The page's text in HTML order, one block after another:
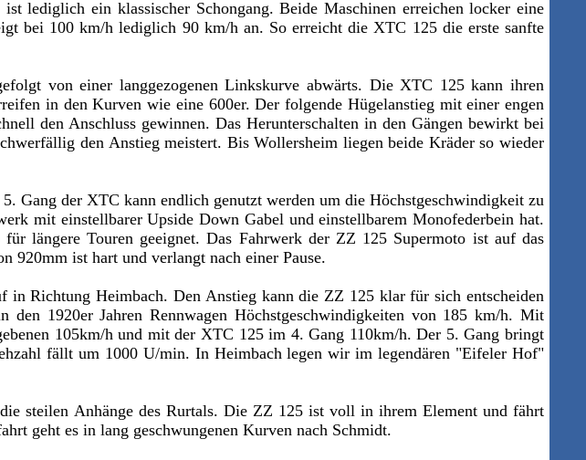
lediglich ein klassischer Schongang. Beide Maschinen erreichen locker eine
bei 100 km/h lediglich 90 km/h an. So erreicht die XTC 125 die erste sanfte
von einer langgezogenen Linkskurve abwärts. Die XTC 125 kann ihren
in den Kurven wie eine 600er. Der folgende Hügelanstieg mit einer engen
den Anschluss gewinnen. Das Herunterschalten in den Gängen bewirkt bei
den Anstieg meistert. Bis Wollersheim liegen beide Kräder so wieder
Gang der XTC kann endlich genutzt werden um die Höchstgeschwindigkeit zu
mit einstellbarer Upside Down Gabel und einstellbarem Monofederbein hat.
längere Touren geeignet. Das Fahrwerk der ZZ 125 Supermoto ist auf das
920mm ist hart und verlangt nach einer Pause.
Richtung Heimbach. Den Anstieg kann die ZZ 125 klar für sich entscheiden
1920er Jahren Rennwagen Höchstgeschwindigkeiten von 185 km/h. Mit
105km/h und mit der XTC 125 im 4. Gang 110km/h. Der 5. Gang bringt
fällt um 1000 U/min. In Heimbach legen wir im legendären "Eifeler Hof"
steilen Anhänge des Rurtals. Die ZZ 125 ist voll in ihrem Element und fährt
geht es in lang geschwungenen Kurven nach Schmidt.